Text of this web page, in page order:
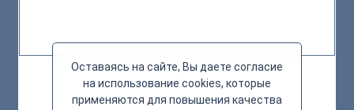
Оставаясь на сайте, Вы даете согласие
на использование cookies, которые
применяются для повышения качества